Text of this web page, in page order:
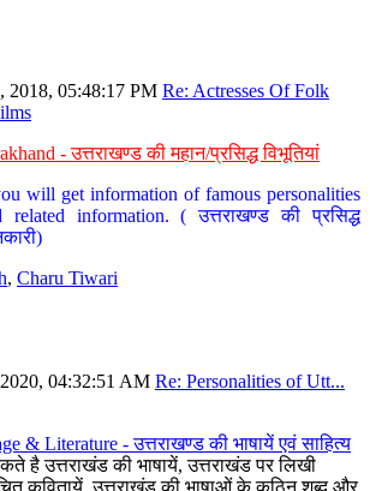
2018, 05:48:17 PM Re: Actresses Of Folk
- उत्तराखण्ड की महान/प्रसिद्ध विभूतियां
will get information of famous personalities
information. ( उत्तराखण्ड की प्रसिद्ध
, Charu Tiwari
04:32:51 AM Re: Personalities of Utt...
& Literature - उत्तराखण्ड की भाषायें एवं साहित्य
है उत्तराखंड की भाषायें, उत्तराखंड पर लिखी